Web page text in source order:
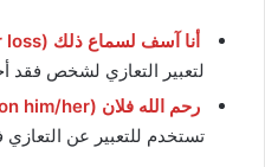
أنا آسف لسماع ذلك (I’m sorry for your loss):
لتعبير التعازي لشخص فقد
رحم الله فلان (May Allah have mercy on him/her)
تستخدم للتعبير عن